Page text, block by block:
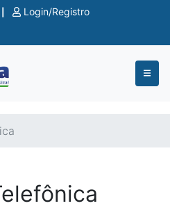
Login/Registro